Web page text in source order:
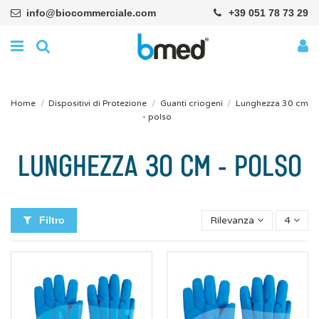
info@biocommerciale.com +39 051 78 73 29
Home Dispositivi di Protezione Guanti criogeni
Lunghezza 30 cm
- polso
LUNGHEZZA 30 CM - POLSO
Filtro Rilevanza 4